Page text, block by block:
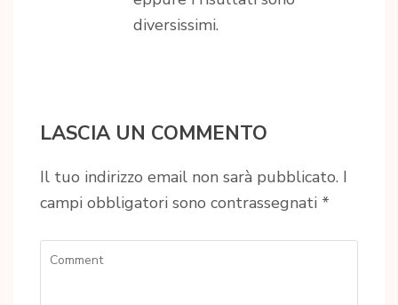
diversissimi.
LASCIA UN COMMENTO
Il tuo indirizzo email non sarà pubblicato. I
campi obbligatori sono contrassegnati *
Comment